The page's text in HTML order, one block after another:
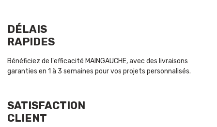
DÉLAIS
RAPIDES
Bénéficiez de l'efficacité MAINGAUCHE, avec des livraisons
garanties en 1 à 3 semaines pour vos projets personnalisés.
SATISFACTION
CLIENT